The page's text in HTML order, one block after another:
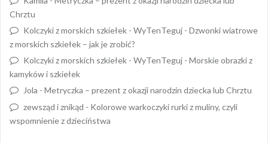
Chrztu
Kolczyki z morskich szkiełek - WyTenTeguj - Dzwonki wiatrowe
z morskich szkiełek – jak je zrobić?
Kolczyki z morskich szkiełek - WyTenTeguj - Morskie obrazki z
kamyków i szkiełek
Jola - Metryczka – prezent z okazji narodzin dziecka lub Chrztu
zewsząd i znikąd - Kolorowe warkoczyki rurki z muliny, czyli
wspomnienie z dzieciństwa